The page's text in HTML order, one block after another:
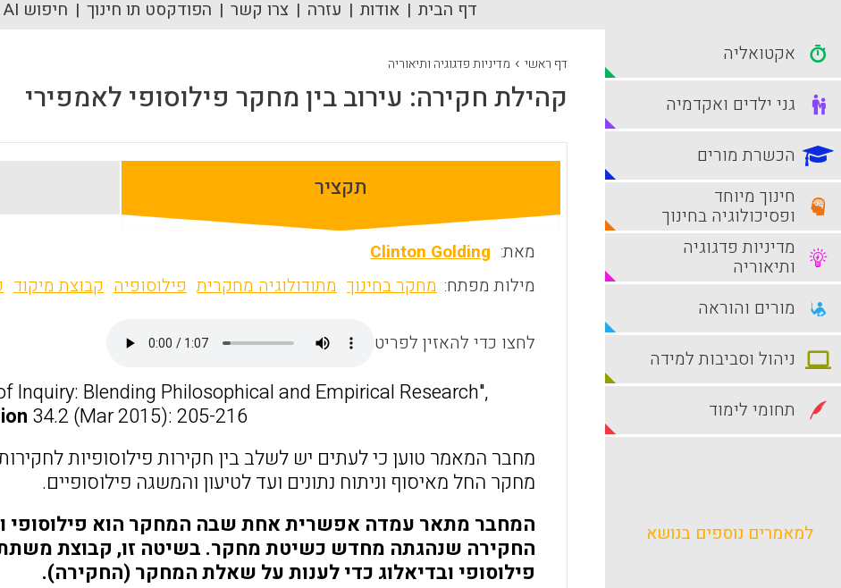
דף הבית אודות עזרה צרו קשר הפודקסט תו חינוך חיפוש AI
דף ראשי › מדיניות פדגוגיה ותיאוריה
קהילת חקירה: עירוב בין מחקר פילוסופי לאמפירי
תקציר
מאת: Clinton Golding
מילות מפתח: מחקר בחינוך מתודולוגיה מחקרית פילוסופיה קבוצת מיקוד
לחצו כדי להאזין לפריט
Inquiry: Blending Philosophical and Empirical Research",
34.2 (Mar 2015): 205-216.
מחבר המאמר טוען כי לעתים יש לשלב בין חקירות פילוסופיות
מחקר החל מאיסוף וניתוח נתונים ועד לטיעון והמשגה פילוסופיים.
המחבר מתאר עמדה אפשרית אחת שבה המחקר הוא פילוסופי
החקירה שנהגתה מחדש כשיטת מחקר. בשיטה זו, קבוצת
פילוסופי ובדיאלוג כדי לענות על שאלת המחקר (החקירה).
אקטואליה
גני ילדים ואקדמיה
הכשרת מורים
חינוך מיוחד
ופסיכולוגיה בחינוך
מדיניות פדגוגיה
ותיאוריה
מורים והוראה
ניהול וסביבות למידה
תחומי לימוד
למאמרים נוספים בנושא